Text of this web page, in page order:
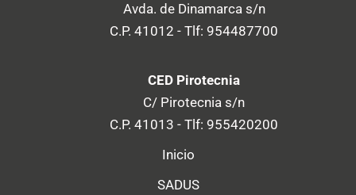
Avda. de Dinamarca s/n
C.P. 41012 - Tlf: 954487700
CED Pirotecnia
C/ Pirotecnia s/n
C.P. 41013 - Tlf: 955420200
Inicio
SADUS